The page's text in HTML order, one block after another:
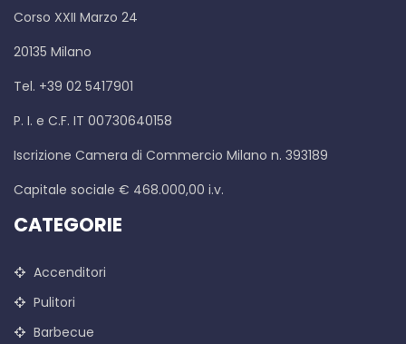
Corso XXII Marzo 24
20135 Milano
Tel. +39 02 5417901
P. I. e C.F. IT 00730640158
Iscrizione Camera di Commercio Milano n. 393189
Capitale sociale € 468.000,00 i.v.
CATEGORIE
Accenditori
Pulitori
Barbecue